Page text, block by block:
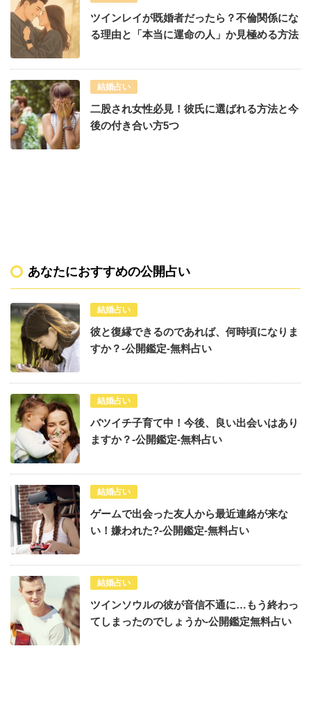
ツインレイが既婚者だったら？不倫関係にな
る理由と「本当に運命の人」か見極める方法
結婚占い
二股され女性必見！彼氏に選ばれる方法と今
後の付き合い方5つ
あなたにおすすめの公開占い
結婚占い
彼と復縁できるのであれば、何時頃になりま
すか？-公開鑑定-無料占い
結婚占い
バツイチ子育て中！今後、良い出会いはあり
ますか？-公開鑑定-無料占い
結婚占い
ゲームで出会った友人から最近連絡が来な
い！嫌われた?-公開鑑定-無料占い
結婚占い
ツインソウルの彼が音信不通に…もう終わっ
てしまったのでしょうか-公開鑑定無料占い